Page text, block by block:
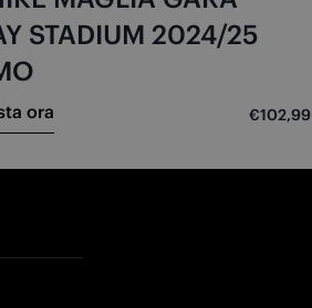
STADIUM 2024/25
ora €102,99